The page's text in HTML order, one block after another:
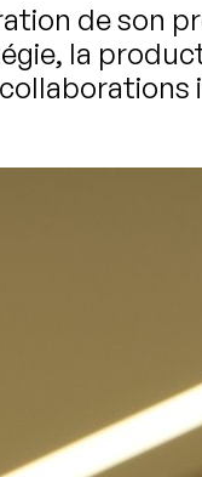
de son
la